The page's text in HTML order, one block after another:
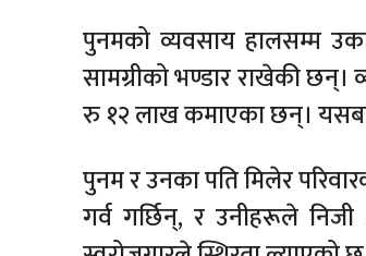
पुनमको व्यवसाय हालसम्म
सामग्रीको भण्डार राखेकी
रु १२ लाख कमाएका छन्।
पुनम र उनका पति मिलेर
गर्व गर्छिन्, र उनीहरूले